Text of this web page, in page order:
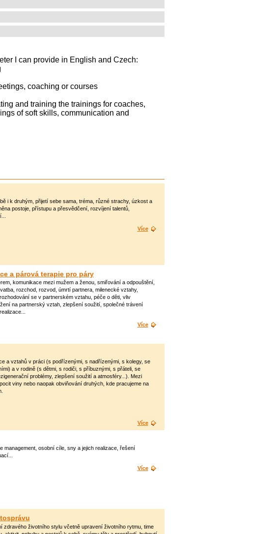
I can provide in English and Czech:
coaching or courses
and training the trainings for coaches,
of soft skills, communication and
i k druhým, přijetí sebe sama, tréma, různé strachy, úzkost a
postoje, přístupu a přesvědčení, rozvíjení talentů,
Více
a párová terapie pro páry
komunikace mezi mužem a ženou, smiřování a odpouštění,
rozchod, rozvod, úmrtí partnera, milenecké vztahy,
se v partnerském vztahu, péče o děti, vliv
na partnerský vztah, zlepšení soužití, společné trávení
Více
a vztahů v práci (s podřízenými, s nadřízenými, s kolegy, se
a v rodině (s dětmi, s rodiči, s příbuznými, s přáteli, se
problémy, zlepšení soužití a atmosféry...). Mezi
viny nebo naopak obviňování druhých, kde pracujeme na
Více
management, osobní cíle, sny a jejich realizace, řešení
Více
zdravého životního stylu včetně upravení životního rytmu, time